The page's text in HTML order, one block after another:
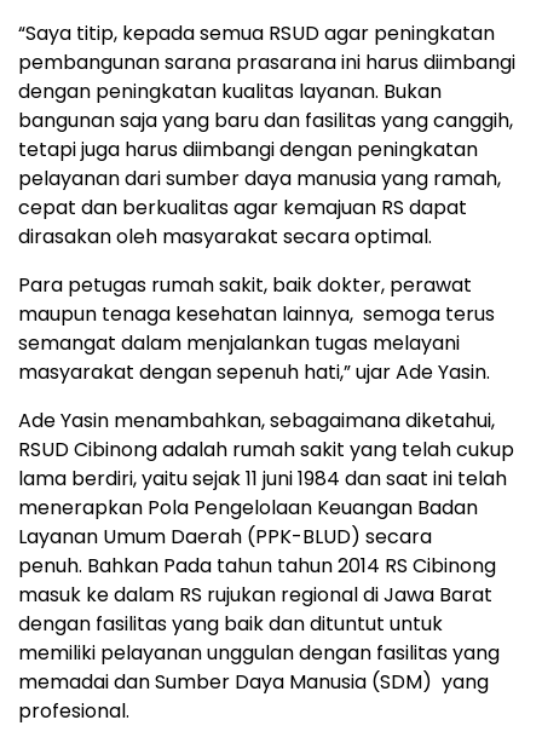
“Saya titip, kepada semua RSUD agar peningkatan
pembangunan sarana prasarana ini harus diimbangi
dengan peningkatan kualitas layanan. Bukan
bangunan saja yang baru dan fasilitas yang canggih,
tetapi juga harus diimbangi dengan peningkatan
pelayanan dari sumber daya manusia yang ramah,
cepat dan berkualitas agar kemajuan RS dapat
dirasakan oleh masyarakat secara optimal.
Para petugas rumah sakit, baik dokter, perawat
maupun tenaga kesehatan lainnya, semoga terus
semangat dalam menjalankan tugas melayani
masyarakat dengan sepenuh hati,” ujar Ade Yasin.
Ade Yasin menambahkan, sebagaimana diketahui,
RSUD Cibinong adalah rumah sakit yang telah cukup
lama berdiri, yaitu sejak 11 juni 1984 dan saat ini telah
menerapkan Pola Pengelolaan Keuangan Badan
Layanan Umum Daerah (PPK-BLUD) secara
penuh. Bahkan Pada tahun tahun 2014 RS Cibinong
masuk ke dalam RS rujukan regional di Jawa Barat
dengan fasilitas yang baik dan dituntut untuk
memiliki pelayanan unggulan dengan fasilitas yang
memadai dan Sumber Daya Manusia (SDM) yang
profesional.